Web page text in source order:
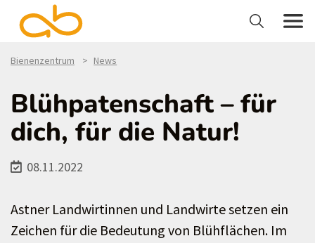
Bienenzentrum News
Blühpatenschaft – für
dich, für die Natur!
08.11.2022
Astner Landwirtinnen und Landwirte setzen ein
Zeichen für die Bedeutung von Blühflächen. Im